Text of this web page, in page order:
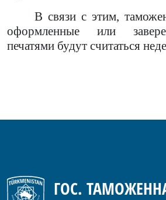
В связи с этим,
оформленные или
печатями будут считаться
ГОС.